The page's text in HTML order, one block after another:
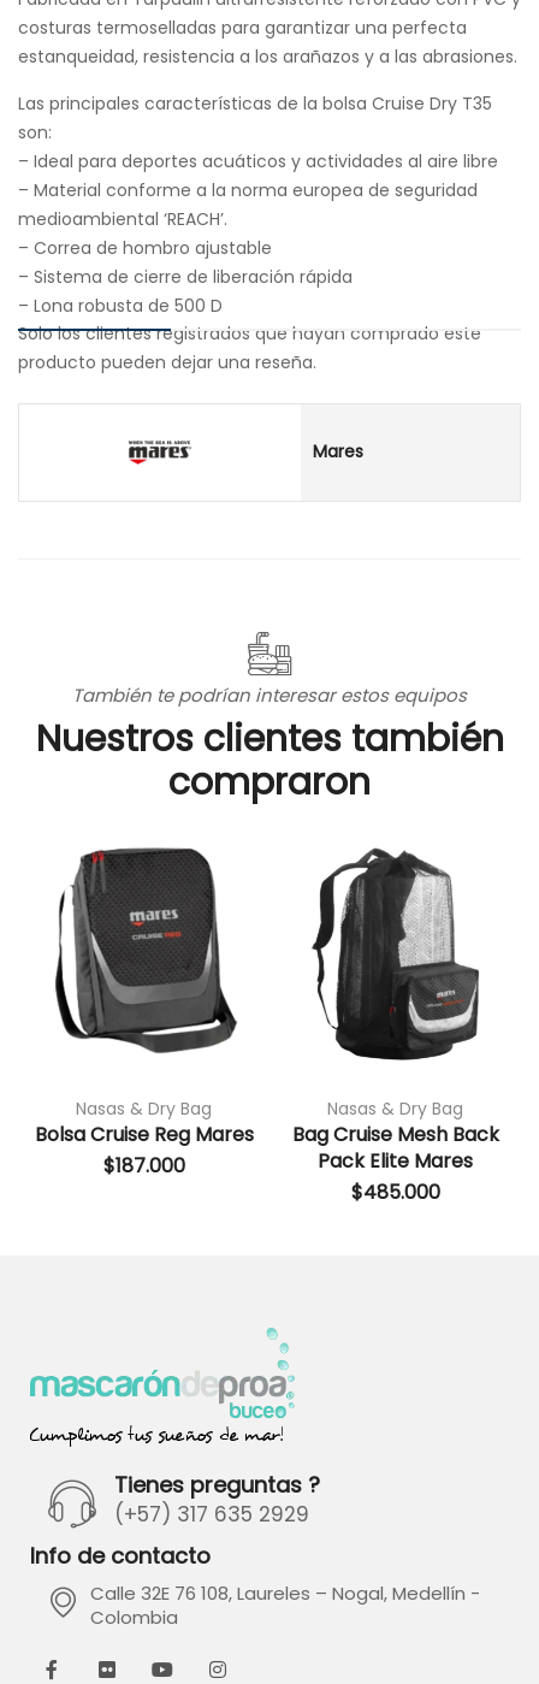
costuras termoselladas para garantizar una perfecta
estanqueidad, resistencia a los arañazos y a las abrasiones.
Las principales características de la bolsa Cruise Dry T35
son:
– Ideal para deportes acuáticos y actividades al aire libre
– Material conforme a la norma europea de seguridad
medioambiental ‘REACH’.
– Correa de hombro ajustable
– Sistema de cierre de liberación rápida
– Lona robusta de 500 D
Solo los clientes registrados que hayan comprado este
producto pueden dejar una reseña.
Mares
También te podrían interesar estos equipos
Nuestros clientes también
compraron
Nasas & Dry Bag
Bolsa Cruise Reg Mares
$187.000
Nasas & Dry Bag
Bag Cruise Mesh Back
Pack Elite Mares
$485.000
Tienes preguntas ?
(+57) 317 635 2929
Info de contacto
Calle 32E 76 108, Laureles – Nogal, Medellín -
Colombia